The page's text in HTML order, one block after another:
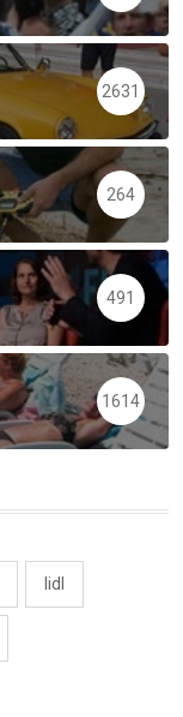
2631
264
491
1614
lidl